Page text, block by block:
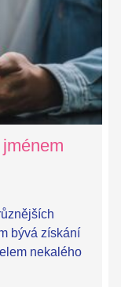
bývá získání
nekalého